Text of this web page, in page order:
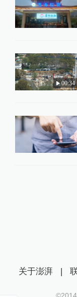
00:34
关于澎湃 |